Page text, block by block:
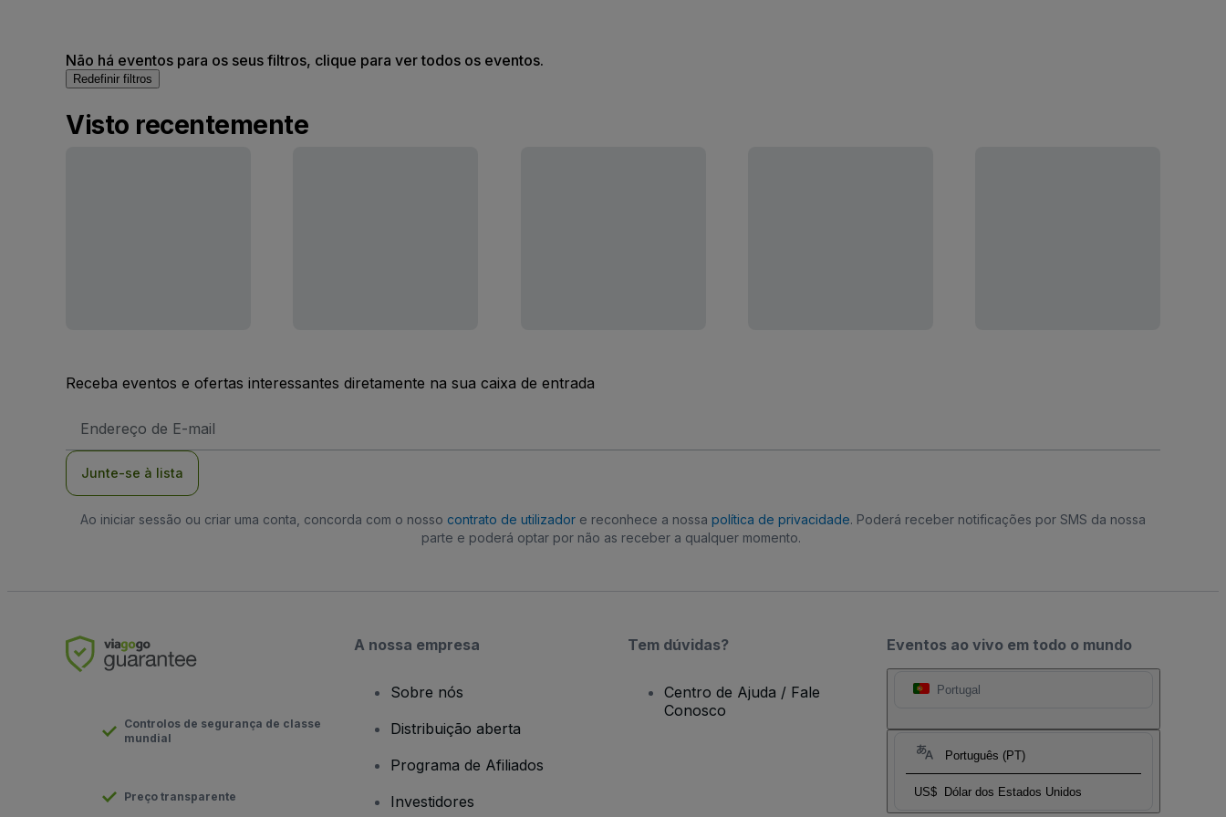
Não há eventos para os seus filtros, clique para ver todos os eventos.
Redefinir filtros
Visto recentemente
Receba eventos e ofertas interessantes diretamente na sua caixa de entrada
de
Junte-se à lista
Ao iniciar sessão ou criar uma conta, concorda com o nosso contrato de utilizador e reconhece a nossa política de privacidade. Poderá receber notificações por SMS da nossa
parte e poderá optar por não as receber a qualquer momento.
Eventos ao vivo em todo o mundo
Portugal
Português (PT)
US$ Dólar dos Estados Unidos
Controlos de segurança de classe
mundial
Preço transparente
A nossa empresa
Sobre nós
Distribuição aberta
Programa de Afiliados
Investidores
Tem dúvidas?
Centro de Ajuda / Fale
Conosco